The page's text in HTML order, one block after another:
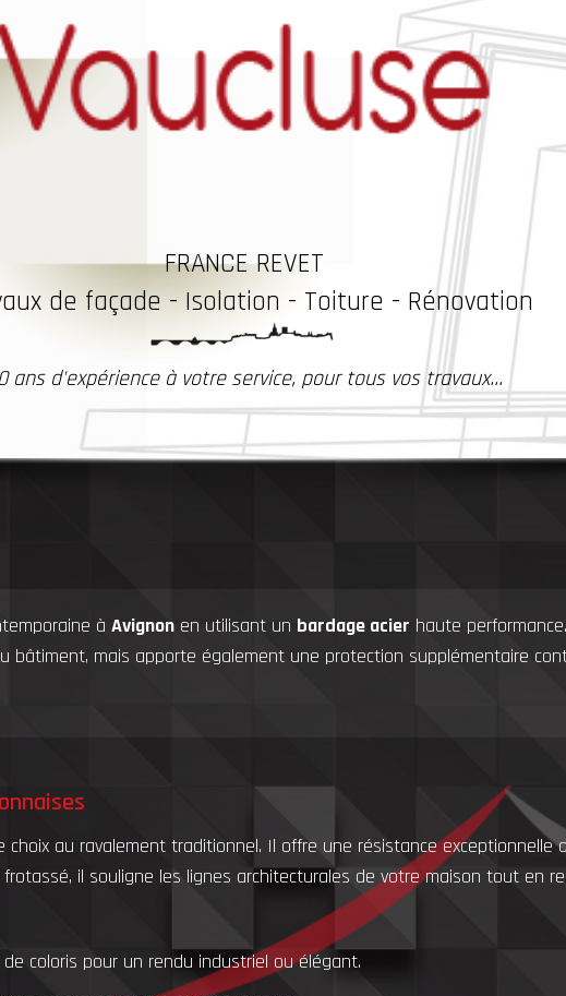
FRANCE REVET
de façade - Isolation - Toiture - Rénovation
ans d'expérience à votre service, pour tous vos travaux...
à Avignon en utilisant un bardage acier haute
bâtiment, mais apporte également une protection supplémentaire
au ravalement traditionnel. Il offre une résistance
il souligne les lignes architecturales de votre maison tout en
coloris pour un rendu industriel ou élégant.